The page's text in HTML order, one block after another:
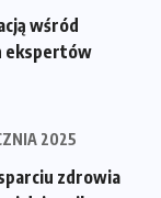
wśród
ekspertów
2025
zdrowia